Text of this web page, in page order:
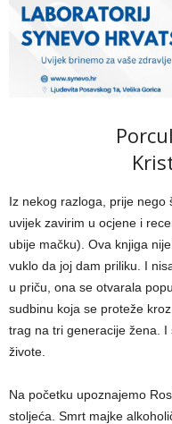
Iz nekog razloga, prije nego
uvijek zavirim u ocjene i
ubije mačku). Ova knjiga
vuklo da joj dam priliku. I
u priču, ona se otvarala
sudbinu koja se proteže
trag na tri generacije žena.
živote.
Na početku upoznajemo
stoljeća. Smrt majke